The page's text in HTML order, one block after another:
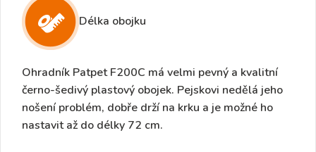
Délka obojku
Ohradník Patpet F200C má velmi pevný a kvalitní
černo-šedivý plastový obojek. Pejskovi nedělá jeho
nošení problém, dobře drží na krku a je možné ho
nastavit až do délky 72 cm.